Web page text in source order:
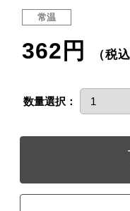
常温
362円 （税込
数量選択：